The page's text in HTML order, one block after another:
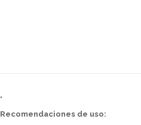
"
Recomendaciones de uso: